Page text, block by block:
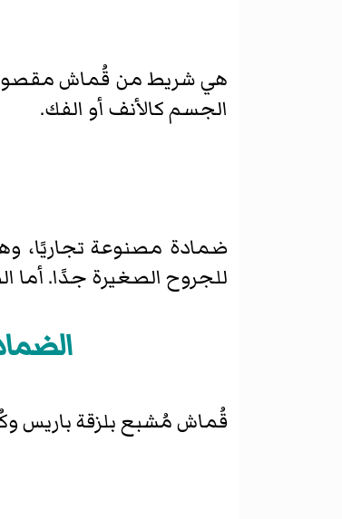
هي شريط من قُماش مقصوص
الجسم كالأنف أو الفك.
ضمادة مصنوعة تجاريًا،
للجروح الصغيرة جدًا.
قُماش مُشبع بلزقة باريس